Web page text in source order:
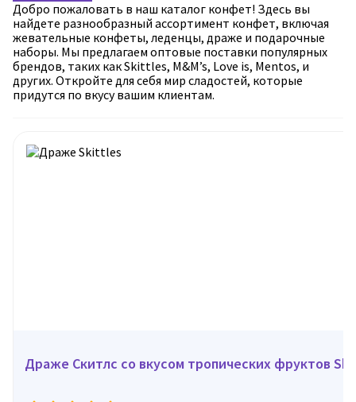
Добро пожаловать в наш каталог конфет! Здесь вы
найдете разнообразный ассортимент конфет, включая
жевательные конфеты, леденцы, драже и подарочные
наборы. Мы предлагаем оптовые поставки популярных
брендов, таких как Skittles, M&M’s, Love is, Mentos, и
других. Откройте для себя мир сладостей, которые
придутся по вкусу вашим клиентам.
Драже Скитлс со вкусом тропических фруктов